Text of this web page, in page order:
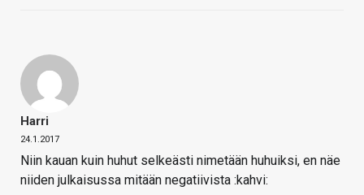
Harri
24.1.2017
Niin kauan kuin huhut selkeästi nimetään huhuiksi, en näe
niiden julkaisussa mitään negatiivista :kahvi: